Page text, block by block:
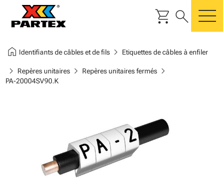
shopping_cart search
home Identifiants de câbles et de filschevron_right Etiquettes de câbles à enfiler
chevron_right Repères unitaireschevron_right Repères unitaires ferméschevron_right
PA-20004SV90.K